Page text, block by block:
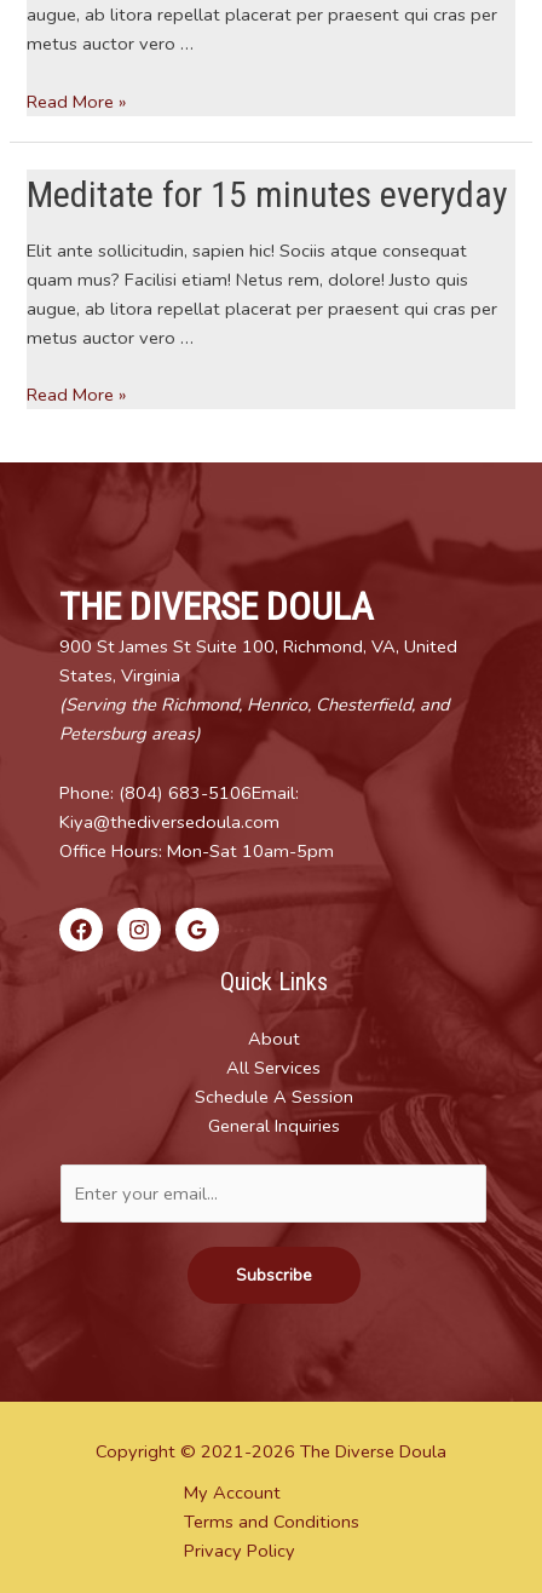
augue, ab litora repellat placerat per praesent qui cras per
metus auctor vero …
Meditate
minutes
Read More »
Meditate for 15 minutes everyday
Elit ante sollicitudin, sapien hic! Sociis atque consequat
quam mus? Facilisi etiam! Netus rem, dolore! Justo quis
augue, ab litora repellat placerat per praesent qui cras per
metus auctor vero …
Meditate
Read More »
THE DIVERSE DOULA
900 St James St Suite 100, Richmond, VA, United
States, Virginia
(Serving the Richmond, Henrico, Chesterfield, and
Petersburg areas)
Phone: (804) 683-5106Email:
Kiya@thediversedoula.com
Office Hours: Mon-Sat 10am-5pm
Quick Links
About
All Services
Schedule A Session
General Inquiries
Subscribe
Copyright © 2021-2026 The Diverse Doula
My Account
Terms and Conditions
Privacy Policy